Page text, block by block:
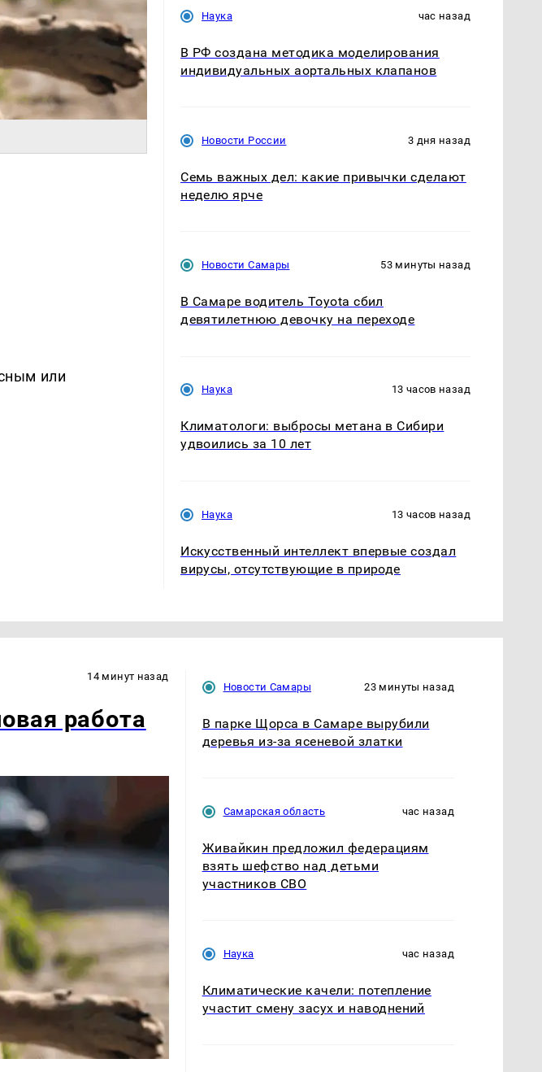
или
Наука час назад
В РФ создана методика моделирования
индивидуальных аортальных клапанов
Новости России 3 дня назад
Семь важных дел: какие привычки сделают
неделю ярче
Новости Самары 53 минуты назад
В Самаре водитель Toyota сбил
девятилетнюю девочку на переходе
Наука 13 часов назад
Климатологи: выбросы метана в Сибири
удвоились за 10 лет
Наука 13 часов назад
Искусственный интеллект впервые создал
вирусы, отсутствующие в природе
14 минут назад
работа
Новости Самары 23 минуты назад
В парке Щорса в Самаре вырубили
деревья из-за ясеневой златки
Самарская область час назад
Живайкин предложил федерациям
взять шефство над детьми
участников СВО
Наука час назад
Климатические качели: потепление
участит смену засух и наводнений